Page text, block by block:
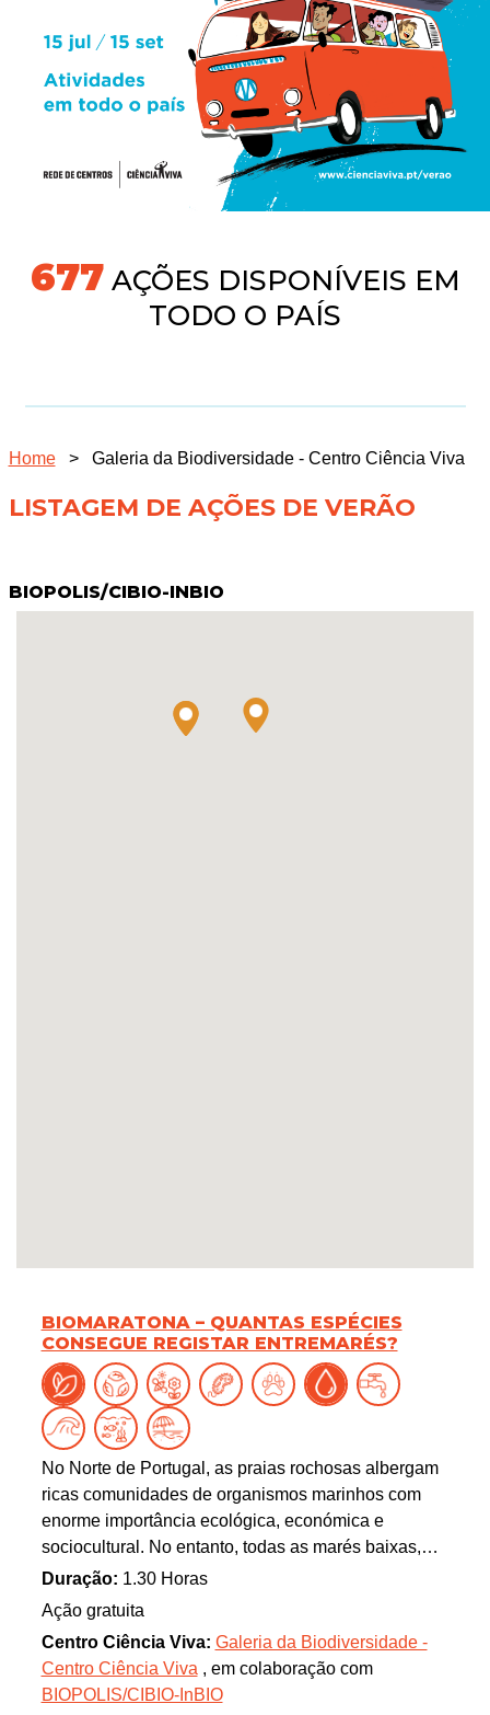
718AÇÕES DISPONÍVEIS EM
TODO O PAÍS
Home > Galeria da Biodiversidade - Centro Ciência Viva
LISTAGEM DE AÇÕES DE VERÃO
BIOPOLIS/CIBIO-INBIO
BIOMARATONA – QUANTAS ESPÉCIES
CONSEGUE REGISTAR ENTREMARÉS?
No Norte de Portugal, as praias rochosas albergam
ricas comunidades de organismos marinhos com
enorme importância ecológica, económica e
sociocultural. No entanto, todas as marés baixas,
esses organismos marinhos têm de suportar a
exposição a condições ambientais adversas. O
vento de norte, típico da região, desempenha um
papel fundamental na manutenção destas
comunidades, ao promover a descida da
temperatura da água, como sabem todos os que, no
Duração: 1.30 Horas
Ação gratuita
Centro Ciência Viva: Galeria da Biodiversidade -
Centro Ciência Viva , em colaboração com
BIOPOLIS/CIBIO-InBIO